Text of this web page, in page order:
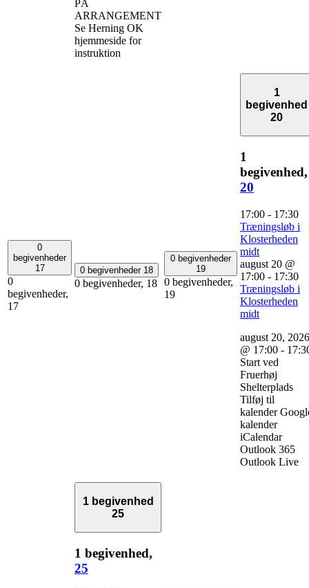
PÅ
ARRANGEMENT
Se Herning OK
hjemmeside for
instruktion
0
begivenheder
17
0
begivenheder,
17
0 begivenheder 18
0 begivenheder, 18
0 begivenheder
19
0 begivenheder,
19
1
begivenhed
20
1
begivenhed,
20
17:00 - 17:30
Træningsløb i
Klosterheden
midt
august 20 @
17:00 - 17:30
Træningsløb i
Klosterheden
midt
august 20, 2026
@ 17:00 -
Start ved
Fruerhøj
Shelterplads
Tilføj til
kalender
kalender
iCalendar
Outlook 365
Outlook Live
1 begivenhed
25
1 begivenhed,
25